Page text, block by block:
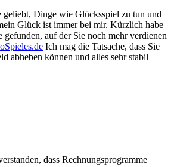
geliebt, Dinge wie Glücksspiel zu tun und
Glück ist immer bei mir. Kürzlich habe
gefunden, auf der Sie noch mehr verdienen
Ich mag die Tatsache, dass Sie
abheben können und alles sehr stabil
dass Rechnungsprogramme